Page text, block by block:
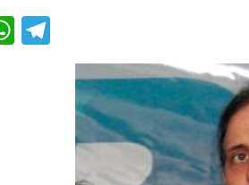
WhatsApp